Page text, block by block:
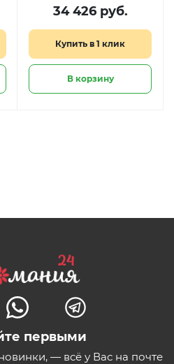
34 426 руб.
Купить в 1 клик
В корзину
первыми
— всё у Вас на почте